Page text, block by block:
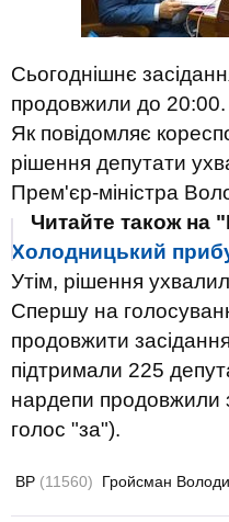
Сьогоднішнє
продовжили до 20:00.
Як повідомляє
рішення депутати
Прем'єр-міністра
Читайте також на
Холодницький
Утім, рішення
Спершу на
продовжити
підтримали 225
нардепи продовжили
голос "за").
ВР (11560) Гройсман